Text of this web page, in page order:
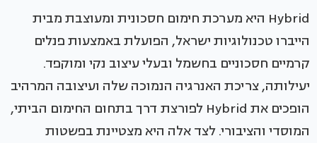
Hybrid היא מערכת חימום חסכונית ומעוצבת מבית
הייברו טכנולוגיות ישראל, הפועלת באמצעות פנלים
קרמיים חסכוניים בחשמל ובעלי עיצוב נקי ומוקפד.
יעילותה, צריכת האנרגיה הנמוכה שלה ועיצובה המרהיב
הופכים את Hybrid לפורצת דרך בתחום החימום הביתי,
המוסדי והציבורי. לצד אלה היא מצטיינת בפשטות